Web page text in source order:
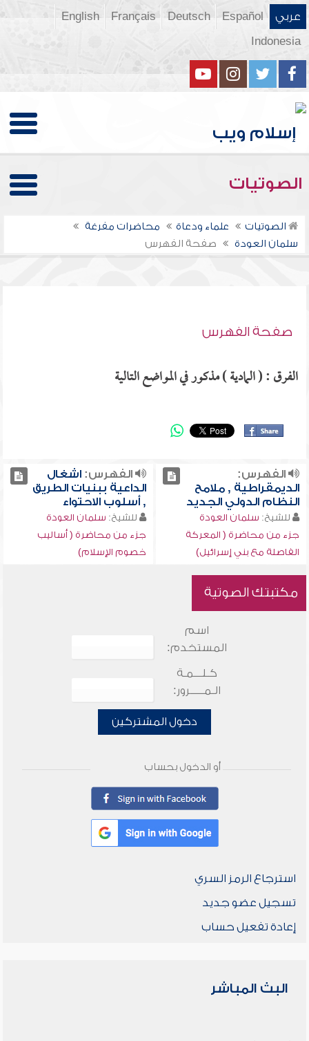
عربي Español
Deutsch
Français
English
Indonesia
الصوتيات
الصوتيات علماء ودعاة
محاضرات مفرغة
سلمان العودة
صفحة الفهرس
صفحة الفهرس
الفرق : ( المادية ) مذكور في المواضع التالية
الفهرس:
الديمقراطية , ملامح
النظام الدولي الجديد
للشيخ: سلمان العودة
جزء من محاضرة ( المعركة
الفاصلة مع بني إسرائيل)
الفهرس:اشغال
الداعية ببنيات الطريق
, أسلوب الاحتواء
للشيخ: سلمان العودة
جزء من محاضرة ( أساليب
خصوم الإسلام)
مكتبتك الصوتية
اسم
المستخدم:
كـلـــمـة
الـمـــــرور:
دخول المشتركين
أو الدخول بحساب
استرجاع الرمز السري
تسجيل عضو جديد
إعادة تفعيل حساب
البث المباشر